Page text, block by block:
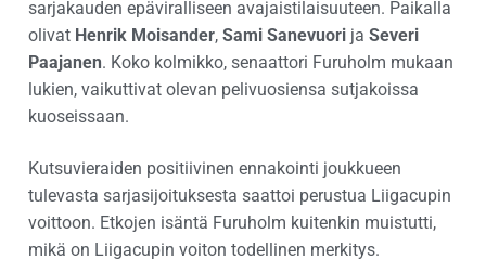
sarjakauden epäviralliseen avajaistilaisuuteen. Paikalla
olivat Henrik Moisander, Sami Sanevuori ja Severi
Paajanen. Koko kolmikko, senaattori Furuholm mukaan
lukien, vaikuttivat olevan pelivuosiensa sutjakoissa
kuoseissaan.
Kutsuvieraiden positiivinen ennakointi joukkueen
tulevasta sarjasijoituksesta saattoi perustua Liigacupin
voittoon. Etkojen isäntä Furuholm kuitenkin muistutti,
mikä on Liigacupin voiton todellinen merkitys.